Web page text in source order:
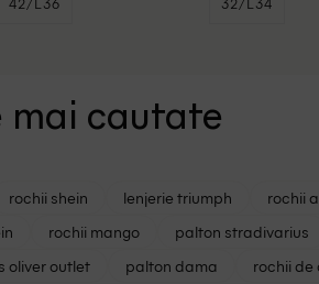
mai cautate
rochii shein lenjerie triumph rochii
rochii mango palton stradivarius
s oliver outlet palton dama rochii de